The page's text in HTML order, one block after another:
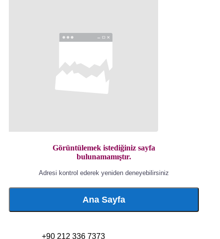
Görüntülemek istediğiniz sayfa
bulunamamıştır.
Adresi kontrol ederek yeniden deneyebilirsiniz
Ana Sayfa
+90 212 336 7373